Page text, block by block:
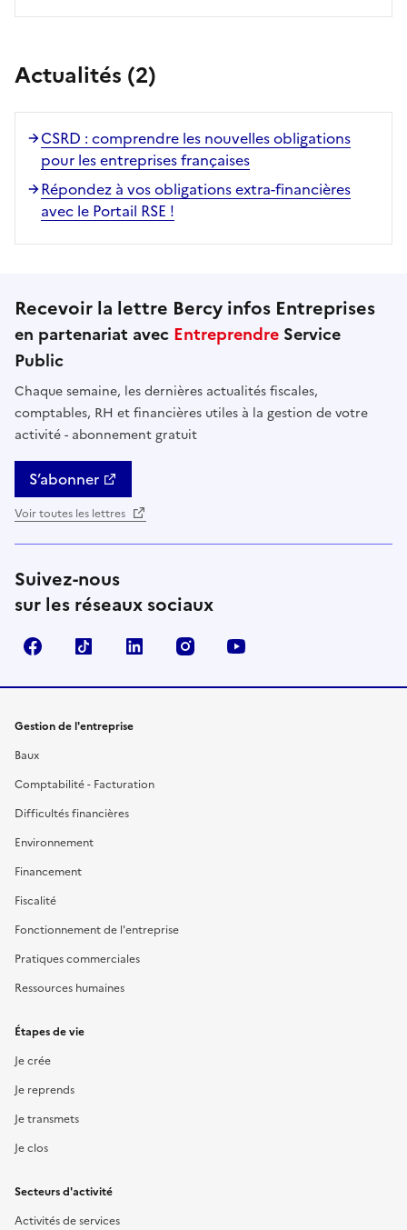
Actualités (2)
CSRD : comprendre les nouvelles obligations
pour les entreprises françaises
Répondez à vos obligations extra-financières
avec le Portail RSE !
Recevoir la lettre Bercy infos Entreprises
en partenariat avec Entreprendre Service
Public
Chaque semaine, les dernières actualités fiscales,
comptables, RH et financières utiles à la gestion de votre
activité - abonnement gratuit
S’abonner
Voir toutes les lettres
Suivez-nous
sur les réseaux sociaux
FacebookTikTok Linkedin Instagram
Gestion de l'entreprise
Baux
Comptabilité - Facturation
Difficultés financières
Environnement
Financement
Fiscalité
Fonctionnement de l'entreprise
Pratiques commerciales
Ressources humaines
Étapes de vie
Je crée
Je reprends
Je transmets
Je clos
Secteurs d'activité
Activités de services